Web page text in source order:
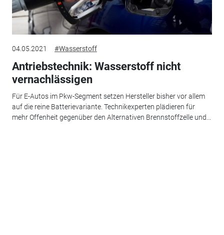
04.05.2021 #Wasserstoff
Antriebstechnik: Wasserstoff nicht
vernachlässigen
Für E-Autos im Pkw-Segment setzen Hersteller bisher vor allem
auf die reine Batterievariante. Technikexperten plädieren für
mehr Offenheit gegenüber den Alternativen Brennstoffzelle und...